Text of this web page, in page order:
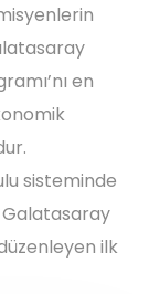
en
sisteminde
düzenleyen ilk